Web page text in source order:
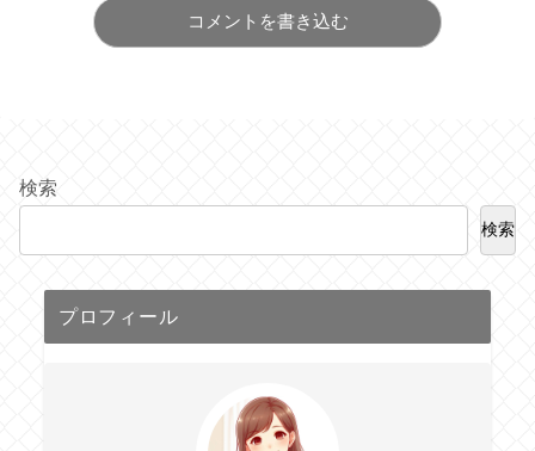
コメントを書き込む
検索
検索
プロフィール